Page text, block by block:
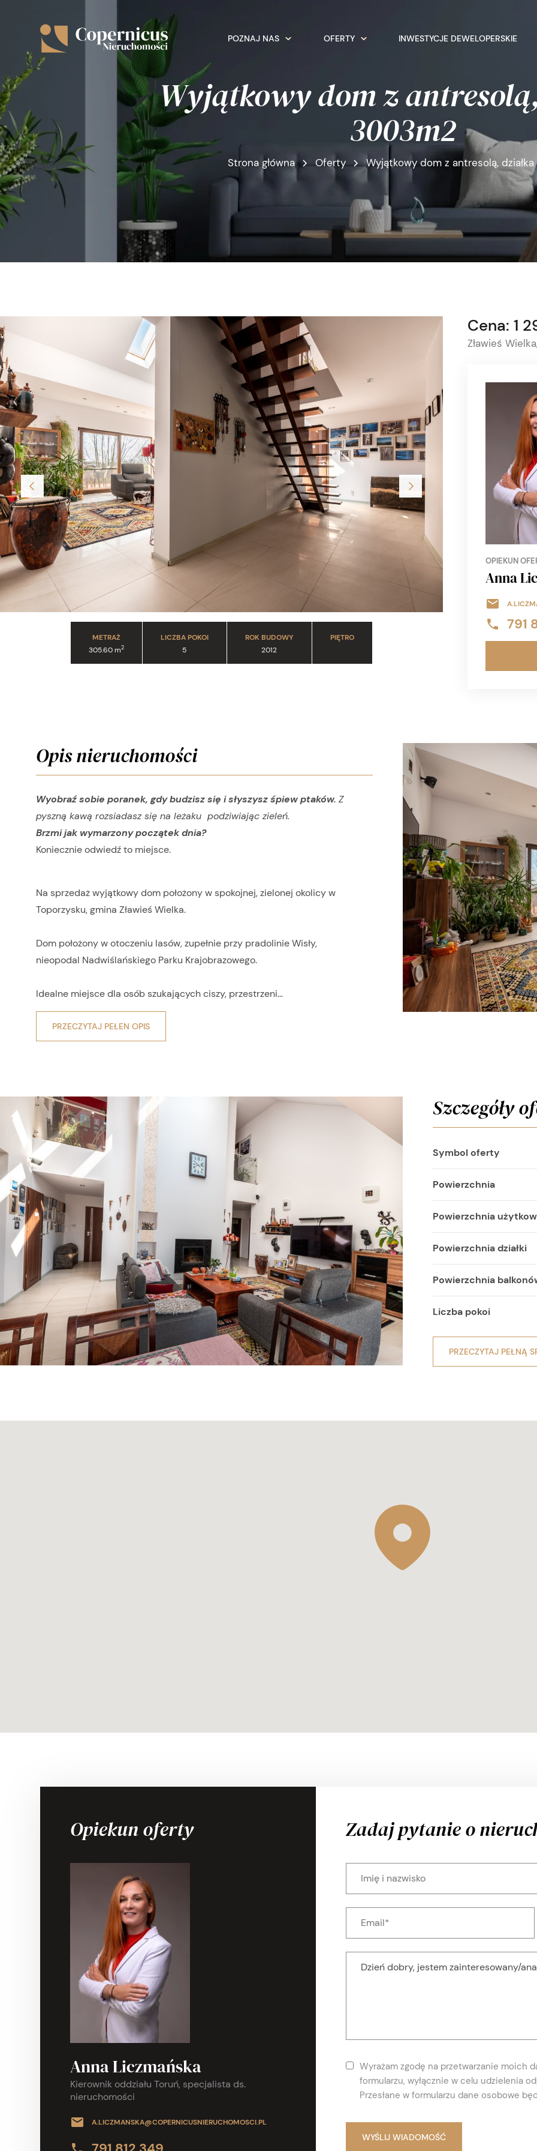
POZNAJ NAS OFERTY INWESTYCJE DEWELOPERSKIE
Wyjątkowy dom z
3003m2
Strona główna Oferty Wyjątkowy dom z antresolą,
METRAŻ
305.60 m2
LICZBA POKOI
5
ROK BUDOWY
2012
PIĘTRO
Cena: 1
Zławieś
OPIEKUN
Anna
791
Opis nieruchomości
Wyobraź sobie poranek, gdy budzisz się i słyszysz śpiew ptaków. Z
pyszną kawą rozsiadasz się na leżaku podziwiając zieleń.
Brzmi jak wymarzony początek dnia?
Koniecznie odwiedź to miejsce.
Na sprzedaż wyjątkowy dom położony w spokojnej, zielonej okolicy w
Toporzysku, gmina Zławieś Wielka.
Dom położony w otoczeniu lasów, zupełnie przy pradolinie Wisły,
nieopodal Nadwiślańskiego Parku Krajobrazowego.
Idealne miejsce dla osób szukających ciszy, przestrzeni...
PRZECZYTAJ PEŁEN OPIS
Szczegóły
Symbol oferty
Powierzchnia
Powierzchnia
Powierzchnia działki
Powierzchnia
Liczba pokoi
PRZECZYTAJ PEŁNĄ
Opiekun oferty
Anna Liczmańska
Kierownik oddziału Toruń, specjalista ds.
nieruchomości
A.LICZMANSKA@COPERNICUSNIERUCHOMOSCI.PL
Zadaj pytanie o
Wyrażam zgodę na przetwarzanie moich
formularzu, wyłącznie w celu udzielenia
Przesłane w formularzu dane osobowe